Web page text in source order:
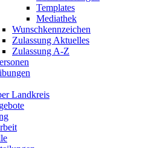
Templates
Mediathek
Wunschkennzeichen
Zulassung Aktuelles
Zulassung A-Z
Landkreis